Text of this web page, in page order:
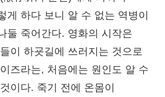
게 하다 보니 알 수 없는 역병이
둘 죽어간다. 영화의 시작은
이 하굣길에 쓰러지는 것으로
즈라는, 처음에는 원인도 알 수
이다. 죽기 전에 온몸이